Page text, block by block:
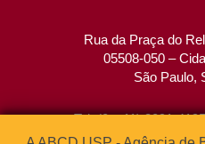
Rua da Praça do
05508-050 –
São Paulo,
Tel: (0xx11) 3091-
Fax: